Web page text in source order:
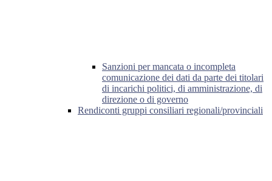
Sanzioni per mancata o incompleta
comunicazione dei dati da parte dei titolari
di incarichi politici, di amministrazione, di
direzione o di governo
Rendiconti gruppi consiliari regionali/provinciali